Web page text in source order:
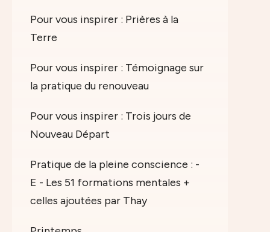
Pour vous inspirer : Prières à la
Terre
Pour vous inspirer : Témoignage sur
la pratique du renouveau
Pour vous inspirer : Trois jours de
Nouveau Départ
Pratique de la pleine conscience : -
E - Les 51 formations mentales +
celles ajoutées par Thay